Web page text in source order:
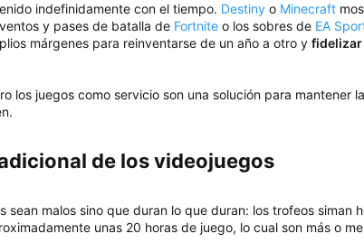
indefinidamente con el tiempo. Destiny o Minecraft
y pases de batalla de Fortnite o los sobres de EA
márgenes para reinventarse de un año a otro y fidelizar
los juegos como servicio son una solución para mantener
de los videojuegos​
malos sino que duran lo que duran: los trofeos siman
unas 20 horas de juego, lo cual son más o